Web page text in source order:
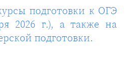
подготовки к ОГЭ
2026 г.), а также на
подготовки.